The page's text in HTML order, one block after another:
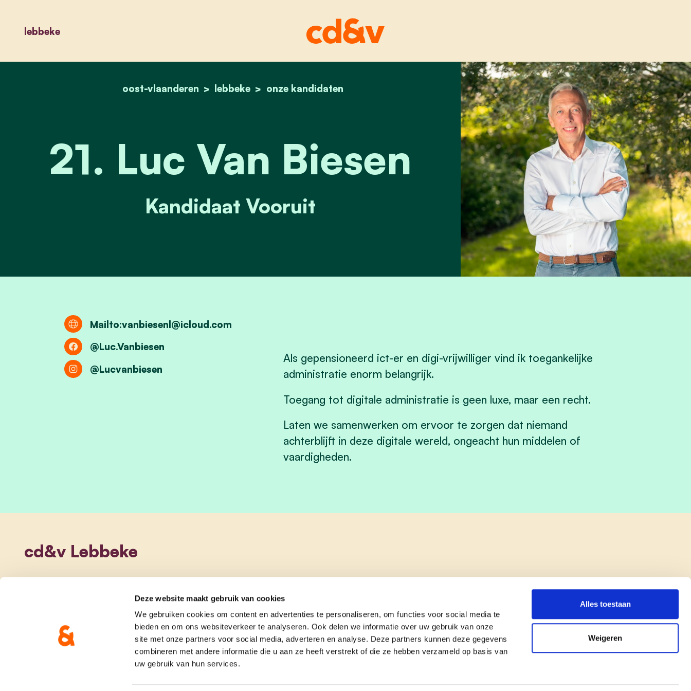
Deze website maakt gebruik van cookies
We gebruiken cookies om content en advertenties te personaliseren, om functies voor social media te
bieden en om ons websiteverkeer te analyseren. Ook delen we informatie over uw gebruik van onze
site met onze partners voor social media, adverteren en analyse. Deze partners kunnen deze gegevens
combineren met andere informatie die u aan ze heeft verstrekt of die ze hebben verzameld op basis van
uw gebruik van hun services.
Alles toestaan
Weigeren
lebbeke
home
oost-vlaanderen lebbeke onze kandidaten
21. luc van biesen
21. Luc Van Biesen
Kandidaat Vooruit
Als gepensioneerd ict-er en digi-vrijwilliger vind ik toegankelijke
administratie enorm belangrijk.
Toegang tot digitale administratie is geen luxe, maar een recht.
Laten we samenwerken om ervoor te zorgen dat niemand
achterblijft in deze digitale wereld, ongeacht hun middelen of
vaardigheden.
Mailto:vanbiesenl@icloud.com
@Luc.Vanbiesen
@Lucvanbiesen
cd&v Lebbeke
onze partij doe mee contact